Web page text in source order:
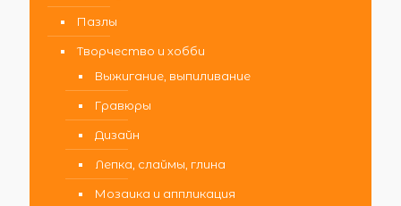
Пазлы
Творчество и хобби
Выжигание, выпиливание
Гравюры
Дизайн
Лепка, слаймы, глина
Мозаика и аппликация